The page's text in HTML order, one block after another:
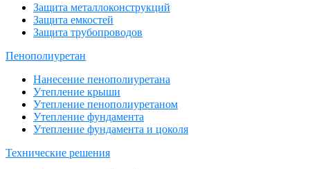
Защита металлоконструкций
Защита емкостей
Защита трубопроводов
Пенополиуретан
Нанесение пенополиуретана
Утепление крыши
Утепление пенополиуретаном
Утепление фундамента
Утепление фундамента и цоколя
Технические решения